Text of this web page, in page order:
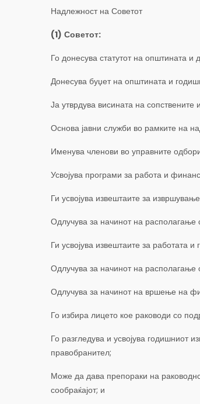
Надлежност на Советот
(1) Советот:
Го донесува статутот на општината и
Донесува буџет на општината и
Ја утврдува висината на
Основа јавни служби во рамките на
Именува членови во управните
Усвојува програми за работа и
Ги усвојува извештаите за
Одлучува за начинот на располагање
Ги усвојува извештаите за работата
Одлучува за начинот на располагање
Одлучува за начинот на вршење на
Го избира лицето кое раководи со
Го разгледува и усвојува годишниот
правобранител;
Може да дава препораки на
сообраќајот; и